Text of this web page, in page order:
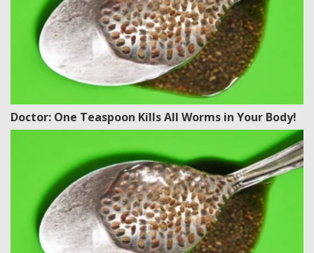
Doctor: One Teaspoon Kills All Worms in Your Body!